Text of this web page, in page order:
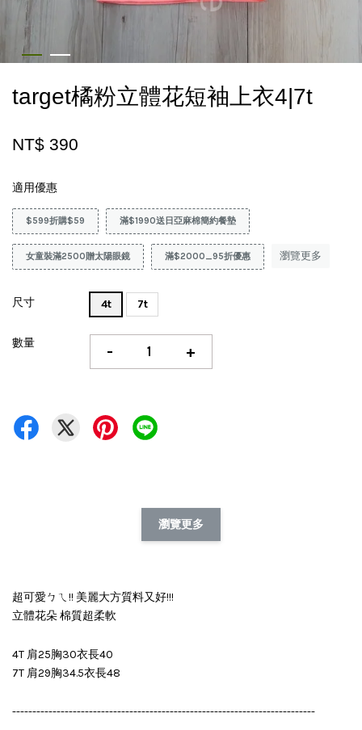
target橘粉立體花短袖上衣4|7t
NT$ 390
適用優惠
$599折購$59 滿$1990送日亞麻棉簡約餐墊
女童裝滿2500贈太陽眼鏡 滿$2000_95折優惠 瀏覽更多
尺寸 4t 7t
數量 - +
瀏覽更多
超可愛ㄅㄟ!! 美麗大方質料又好!!!
立體花朵 棉質超柔軟
4T 肩25胸30衣長40
7T 肩29胸34.5衣長48
---------------------------------------------------------------------------